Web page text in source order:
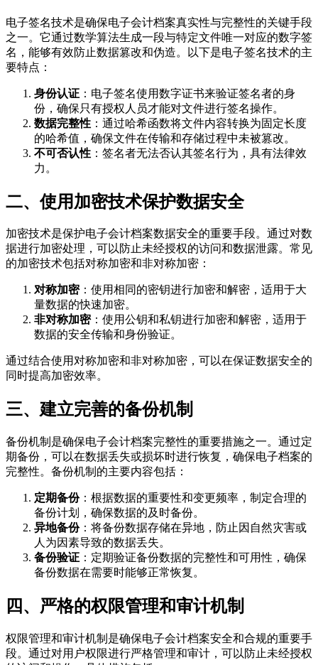
电子签名技术是确保电子会计档案真实性与完整性的关键手段
之一。它通过数学算法生成一段与特定文件唯一对应的数字签
名，能够有效防止数据篡改和伪造。以下是电子签名技术的主
要特点：
身份认证 ：电子签名使用数字证书来验证签名者的身
份，确保只有授权人员才能对文件进行签名操作。
数据完整性 ：通过哈希函数将文件内容转换为固定长度
的哈希值，确保文件在传输和存储过程中未被篡改。
不可否认性 ：签名者无法否认其签名行为，具有法律效
力。
二、使用加密技术保护数据安全
加密技术是保护电子会计档案数据安全的重要手段。通过对数
据进行加密处理，可以防止未经授权的访问和数据泄露。常见
的加密技术包括对称加密和非对称加密：
对称加密：使用相同的密钥进行加密和解密，适用于大
量数据的快速加密。
非对称加密：使用公钥和私钥进行加密和解密，适用于
数据的安全传输和身份验证。
通过结合使用对称加密和非对称加密，可以在保证数据安全的
同时提高加密效率。
三、建立完善的备份机制
备份机制是确保电子会计档案完整性的重要措施之一。通过定
期备份，可以在数据丢失或损坏时进行恢复，确保电子档案的
完整性。备份机制的主要内容包括：
定期备份：根据数据的重要性和变更频率，制定合理的
备份计划，确保数据的及时备份。
异地备份：将备份数据存储在异地，防止因自然灾害或
人为因素导致的数据丢失。
备份验证 ：定期验证备份数据的完整性和可用性，确保
备份数据在需要时能够正常恢复。
四、严格的权限管理和审计机制
权限管理和审计机制是确保电子会计档案安全和合规的重要手
段。通过对用户权限进行严格管理和审计，可以防止未经授权